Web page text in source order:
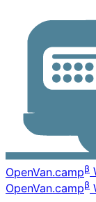
OpenVan.campβ
OpenVan.campβ